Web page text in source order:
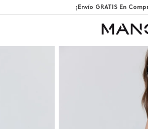
¡Envío GRATIS En